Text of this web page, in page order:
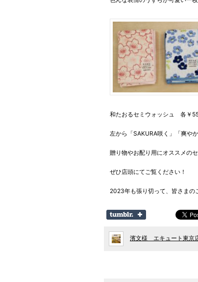
和たおるセミウォッシュ 各￥
左から「SAKURA咲く」「爽や
贈り物やお配り用にオススメの
ぜひ店頭にてご覧ください！
2023年も張り切って、皆さまの
濱文様 エキュート東京